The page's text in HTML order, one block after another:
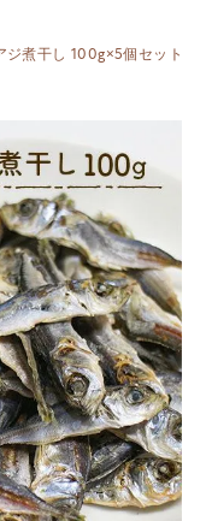
ジ煮干し 100g×5個セット